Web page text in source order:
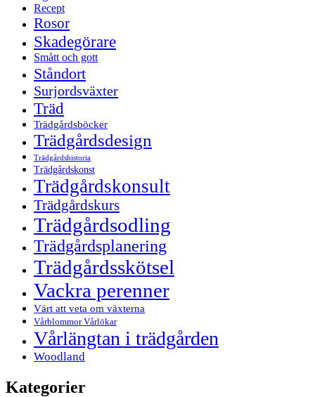
Recept
Rosor
Skadegörare
Smått och gott
Ståndort
Surjordsväxter
Träd
Trädgårdsböcker
Trädgårdsdesign
Trädgårdshistoria
Trädgårdskonst
Trädgårdskonsult
Trädgårdskurs
Trädgårdsodling
Trädgårdsplanering
Trädgårdsskötsel
Vackra perenner
Värt att veta om växterna
Vårblommor Vårlökar
Vårlängtan i trädgården
Woodland
Kategorier